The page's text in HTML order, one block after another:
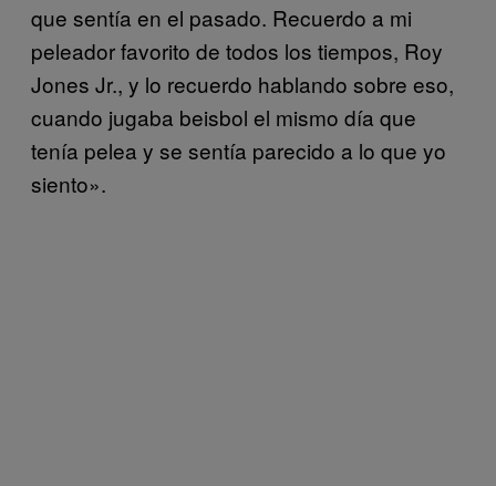
que sentía en el pasado. Recuerdo a mi
peleador favorito de todos los tiempos, Roy
Jones Jr., y lo recuerdo hablando sobre eso,
cuando jugaba beisbol el mismo día que
tenía pelea y se sentía parecido a lo que yo
siento».